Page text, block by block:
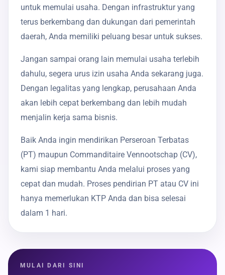
untuk memulai usaha. Dengan infrastruktur yang
terus berkembang dan dukungan dari pemerintah
daerah, Anda memiliki peluang besar untuk sukses.
Jangan sampai orang lain memulai usaha terlebih
dahulu, segera urus izin usaha Anda sekarang juga.
Dengan legalitas yang lengkap, perusahaan Anda
akan lebih cepat berkembang dan lebih mudah
menjalin kerja sama bisnis.
Baik Anda ingin mendirikan Perseroan Terbatas
(PT) maupun Commanditaire Vennootschap (CV),
kami siap membantu Anda melalui proses yang
cepat dan mudah. Proses pendirian PT atau CV ini
hanya memerlukan KTP Anda dan bisa selesai
dalam 1 hari.
MULAI DARI SINI